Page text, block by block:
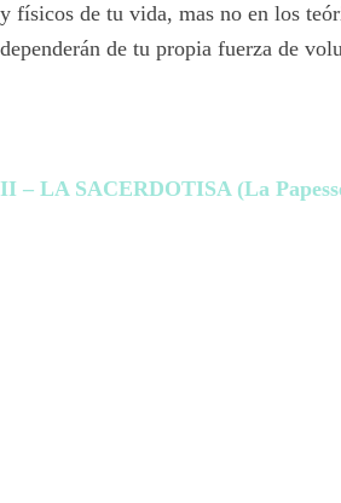
y físicos de tu vida, mas no en los
dependerán de tu propia fuerza de
II – LA SACERDOTISA (La